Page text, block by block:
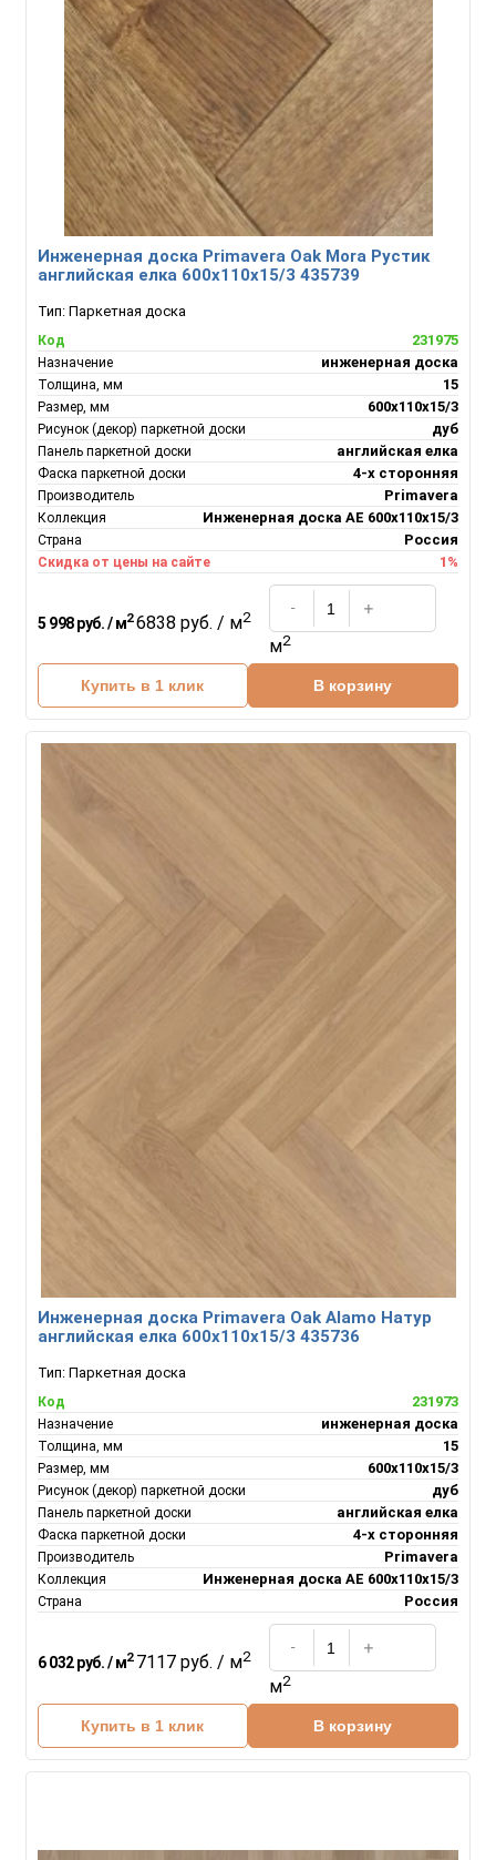
Инженерная доска Primavera Oak Mora Рустик
английская елка 600х110х15/3 435739
Тип: Паркетная доска
Код 231975
Назначение инженерная доска
Толщина, мм 15
Размер, мм 600х110х15/3
Рисунок (декор) паркетной доски дуб
Панель паркетной доски английская елка
Фаска паркетной доски 4-х сторонняя
Производитель Primavera
Коллекция Инженерная доска АЕ 600х110х15/3
Страна Россия
Скидка от цены на сайте 1%
5 998 руб. / м26838 руб. / м2
м2
Купить в 1 клик В корзину
Инженерная доска Primavera Oak Alamo Натур
английская елка 600х110х15/3 435736
Тип: Паркетная доска
Код 231973
Назначение инженерная доска
Толщина, мм 15
Размер, мм 600х110х15/3
Рисунок (декор) паркетной доски дуб
Панель паркетной доски английская елка
Фаска паркетной доски 4-х сторонняя
Производитель Primavera
Коллекция Инженерная доска АЕ 600х110х15/3
Страна Россия
6 032 руб. / м2 7117 руб. / м2
м2
Купить в 1 клик В корзину